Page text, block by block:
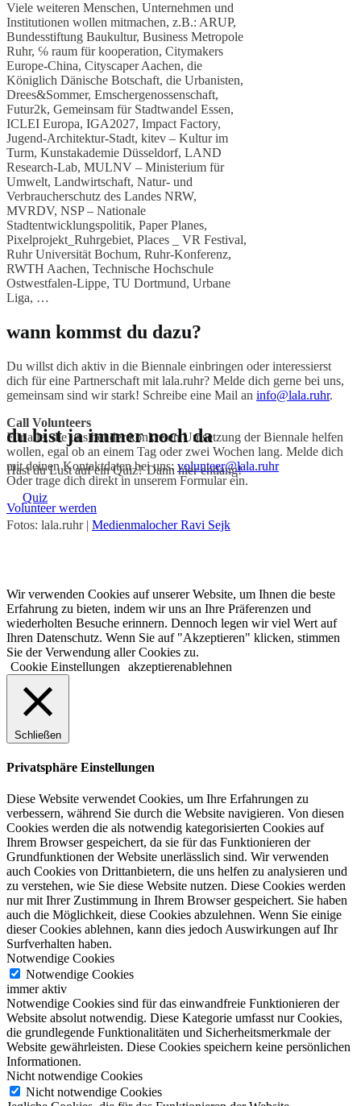
Viele weiteren Menschen, Unternehmen und
Institutionen wollen mitmachen, z.B.: ARUP,
Bundesstiftung Baukultur, Business Metropole
Ruhr, ℅ raum für kooperation, Citymakers
Europe-China, Cityscaper Aachen, die
Königlich Dänische Botschaft, die Urbanisten,
Drees&Sommer, Emschergenossenschaft,
Futur2k, Gemeinsam für Stadtwandel Essen,
ICLEI Europa, IGA2027, Impact Factory,
Jugend-Architektur-Stadt, kitev – Kultur im
Turm, Kunstakademie Düsseldorf, LAND
Research-Lab, MULNV – Ministerium für
Umwelt, Landwirtschaft, Natur- und
Verbraucherschutz des Landes NRW,
MVRDV, NSP – Nationale
Stadtentwicklungspolitik, Paper Planes,
Pixelprojekt_Ruhrgebiet, Places _ VR Festival,
Ruhr Universität Bochum, Ruhr-Konferenz,
RWTH Aachen, Technische Hochschule
Ostwestfalen-Lippe, TU Dortmund, Urbane
Liga, …
wann kommst du dazu?
Du willst dich aktiv in die Biennale einbringen oder interessierst
dich für eine Partnerschaft mit lala.ruhr? Melde dich gerne bei uns,
gemeinsam sind wir stark! Schreibe eine Mail an info@lala.ruhr.
Call Volunteers
Für alle, die uns bei der konkreten Umsetzung der Biennale helfen
wollen, egal ob an einem Tag oder zwei Wochen lang. Melde dich
mit deinen Kontaktdaten bei uns: volunteer@lala.ruhr
Oder trage dich direkt in unserem Formular ein.
Volunteer werden
du bist ja immer noch da
Hast du Lust auf ein Quiz? Dann hier entlang!
Quiz
Fotos: lala.ruhr | Medienmalocher Ravi Sejk
Wir verwenden Cookies auf unserer Website, um Ihnen die beste
Erfahrung zu bieten, indem wir uns an Ihre Präferenzen und
wiederholten Besuche erinnern. Dennoch legen wir viel Wert auf
Ihren Datenschutz. Wenn Sie auf "Akzeptieren" klicken, stimmen
Sie der Verwendung aller Cookies zu.
Cookie Einstellungen
akzeptierenablehnen
Schließen
Privatsphäre Einstellungen
Diese Website verwendet Cookies, um Ihre Erfahrungen zu
verbessern, während Sie durch die Website navigieren. Von diesen
Cookies werden die als notwendig kategorisierten Cookies auf
Ihrem Browser gespeichert, da sie für das Funktionieren der
Grundfunktionen der Website unerlässlich sind. Wir verwenden
auch Cookies von Drittanbietern, die uns helfen zu analysieren und
zu verstehen, wie Sie diese Website nutzen. Diese Cookies werden
nur mit Ihrer Zustimmung in Ihrem Browser gespeichert. Sie haben
auch die Möglichkeit, diese Cookies abzulehnen. Wenn Sie einige
dieser Cookies ablehnen, kann dies jedoch Auswirkungen auf Ihr
Surfverhalten haben.
Notwendige Cookies
Notwendige Cookies
immer aktiv
Notwendige Cookies sind für das einwandfreie Funktionieren der
Website absolut notwendig. Diese Kategorie umfasst nur Cookies,
die grundlegende Funktionalitäten und Sicherheitsmerkmale der
Website gewährleisten. Diese Cookies speichern keine persönlichen
Informationen.
Nicht notwendige Cookies
Nicht notwendige Cookies